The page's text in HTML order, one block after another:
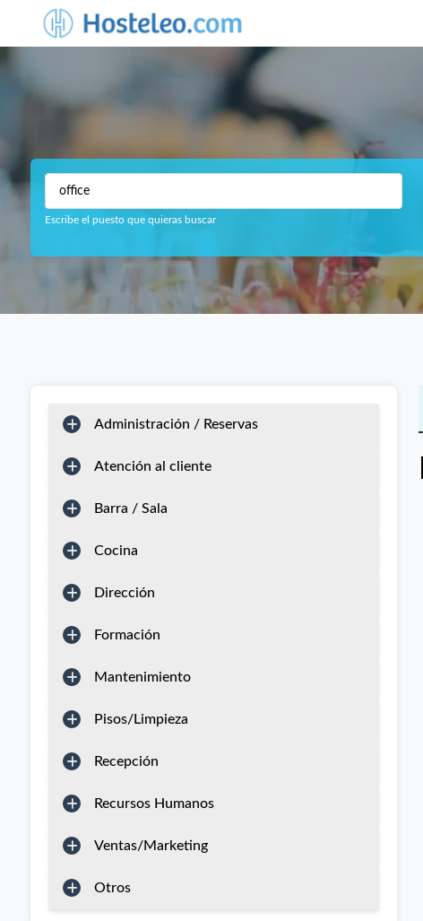
Escribe el puesto que quieras buscar
Administración / Reservas
Atención al cliente
Barra / Sala
Cocina
Dirección
Formación
Mantenimiento
Pisos/Limpieza
Recepción
Recursos Humanos
Ventas/Marketing
Otros